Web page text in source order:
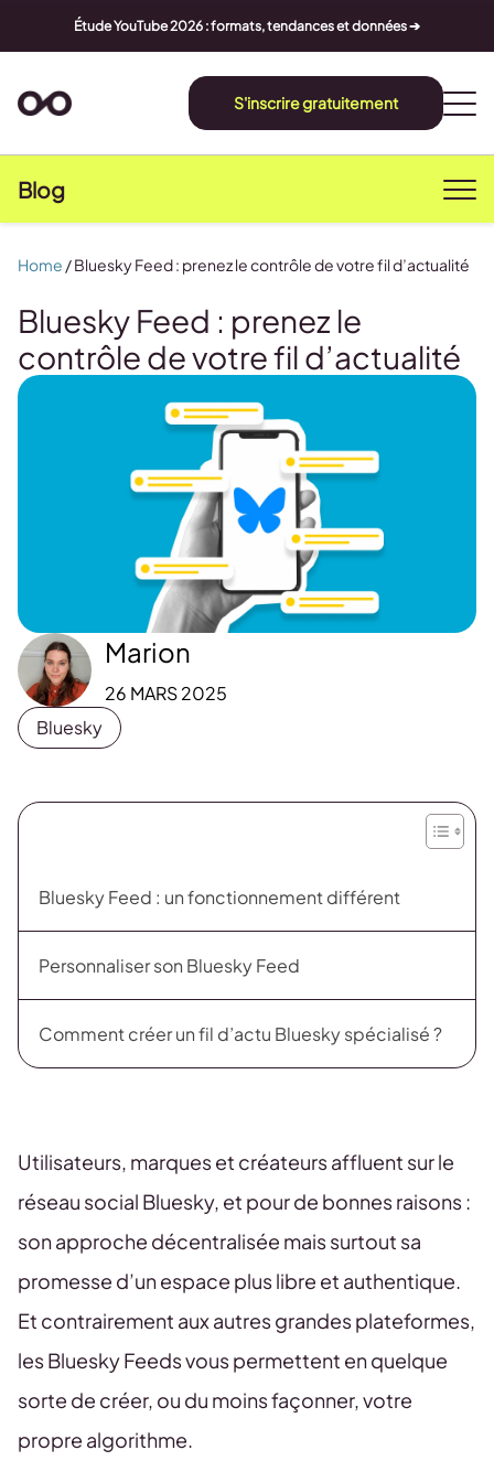
Étude YouTube 2026 : formats, tendances et données ➔
S'inscrire gratuitement
Blog
Bluesky Feed : prenez le
contrôle de votre fil d’actualité
Marion
26 MARS 2025
Bluesky
Home /Bluesky Feed : prenez le contrôle de votre fil d’actualité
Bluesky Feed : un fonctionnement différent
Personnaliser son Bluesky Feed
Comment créer un fil d’actu Bluesky spécialisé ?
Utilisateurs, marques et créateurs affluent sur le
réseau social Bluesky, et pour de bonnes raisons :
son approche décentralisée mais surtout sa
promesse d’un espace plus libre et authentique.
Et contrairement aux autres grandes plateformes,
les Bluesky Feeds vous permettent en quelque
sorte de créer, ou du moins façonner, votre
propre algorithme.